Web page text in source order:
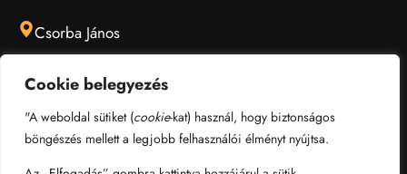
Cookie belegyezés
"A weboldal sütiket (cookie-kat) használ, hogy biztonságos
böngészés mellett a legjobb felhasználói élményt nyújtsa.
Csorba János
0620 981 7988
friendsbigband@gmail.com